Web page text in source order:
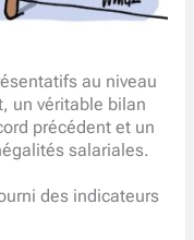
au niveau
un véritable bilan
précédent et un
salariales.
des indicateurs